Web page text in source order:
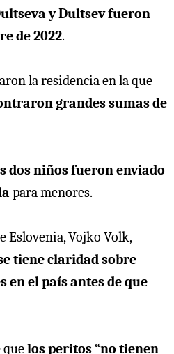
y Dultsev fueron
de 2022.
la residencia en la que
grandes sumas de
dos niños fueron enviado
para menores.
Eslovenia, Vojko Volk,
tiene claridad sobre
en el país antes de que
quelos peritos “no tienen